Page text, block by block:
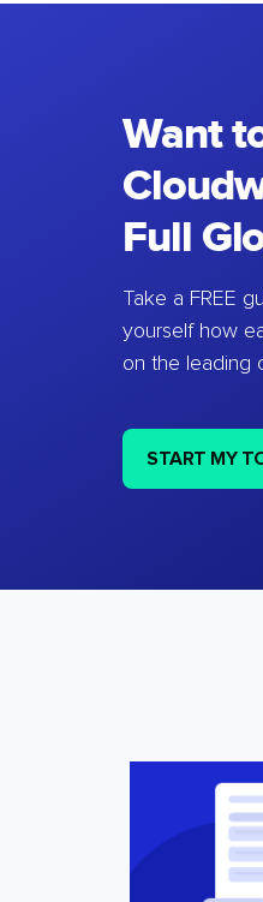
Want
Full
Take a FREE
yourself how
on the leading
START MY